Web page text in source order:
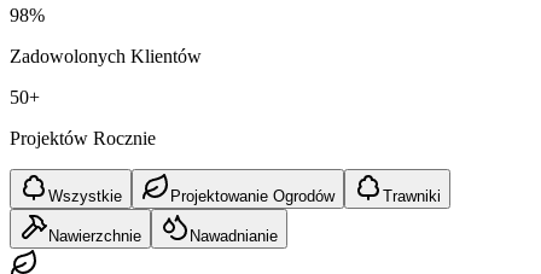
98%
Zadowolonych Klientów
50+
Projektów Rocznie
Wszystkie Projektowanie Ogrodów Trawniki
Nawierzchnie Nawadnianie